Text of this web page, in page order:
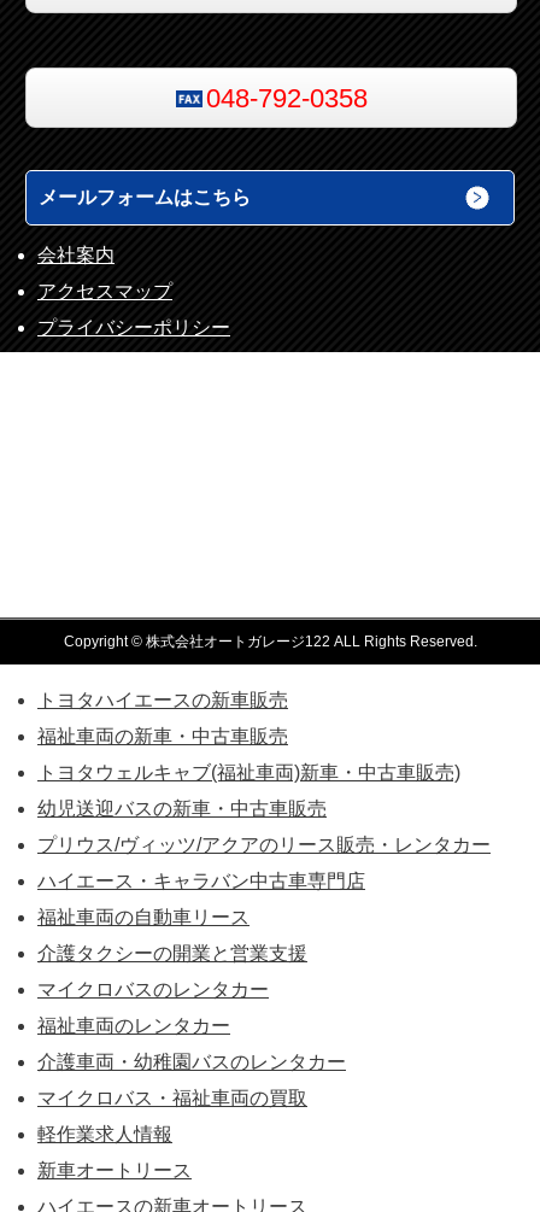
048-792-0358
メールフォームはこちら
会社案内
アクセスマップ
プライバシーポリシー
Copyright © 株式会社オートガレージ122 ALL Rights Reserved.
トヨタハイエースの新車販売
福祉車両の新車・中古車販売
トヨタウェルキャブ(福祉車両)新車・中古車販売)
幼児送迎バスの新車・中古車販売
プリウス/ヴィッツ/アクアのリース販売・レンタカー
ハイエース・キャラバン中古車専門店
福祉車両の自動車リース
介護タクシーの開業と営業支援
マイクロバスのレンタカー
福祉車両のレンタカー
介護車両・幼稚園バスのレンタカー
マイクロバス・福祉車両の買取
軽作業求人情報
新車オートリース
ハイエースの新車オートリース